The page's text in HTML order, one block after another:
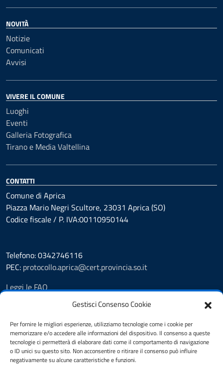
Gestisci Consenso Cookie
Per fornire le migliori esperienze, utilizziamo tecnologie come i cookie per
memorizzare e/o accedere alle informazioni del dispositivo. Il consenso a queste
tecnologie ci permetterà di elaborare dati come il comportamento di navigazione
o ID unici su questo sito. Non acconsentire o ritirare il consenso può influire
negativamente su alcune caratteristiche e funzioni.
NOVITÀ
Notizie
Comunicati
Avvisi
VIVERE IL COMUNE
Luoghi
Eventi
Galleria Fotografica
Tirano e Media Valtellina
CONTATTI
Comune di Aprica
Piazza Mario Negri Scultore, 23031 Aprica (SO)
Codice fiscale / P. IVA:00110950144
Telefono: 0342746116
PEC: protocollo.aprica@cert.provincia.so.it
Leggi le FAQ
Prenotazione appuntamento
Segnalazione disservizio
Whistleblowing
Amministrazione trasparente
Pubblicità legale
Albo Pretorio